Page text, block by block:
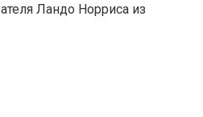
Ландо Норриса из